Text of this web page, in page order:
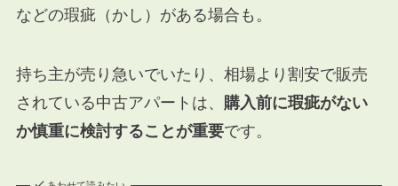
などの瑕疵（かし）がある場合も。
持ち主が売り急いでいたり、相場より割安で販売
されている中古アパートは、 購入前に瑕疵がない
か慎重に検討することが重要です。